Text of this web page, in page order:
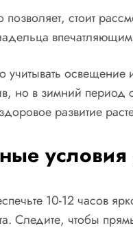
позволяет, стоит
но в зимний период
развитие
10-12 часов
Следите, чтобы